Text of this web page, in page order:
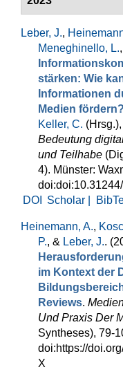
Leber, J.,
Meneghinello, L.
stärken: Wie
Informationen
Medien fördern?
Keller, C. (Hrsg.),
Bedeutung
und Teilhabe
4). Münster:
DOI
Scholar |
Heinemann, A.,
P., & Leber, J..
im Kontext der
Reviews.
Und Praxis Der
Syntheses), 79-
doi:https://
X